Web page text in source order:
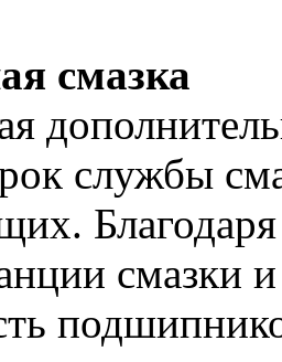
смазка
службы
смазки